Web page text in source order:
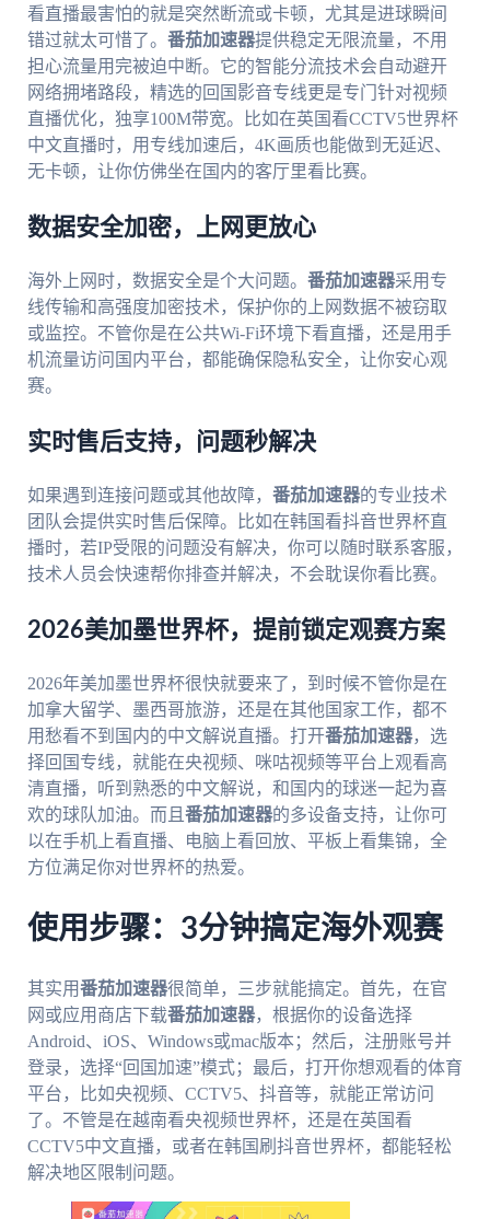
看直播最害怕的就是突然断流或卡顿，尤其是进球瞬间
错过就太可惜了。 番茄加速器提供稳定无限流量，不用
担心流量用完被迫中断。它的智能分流技术会自动避开
网络拥堵路段，精选的回国影音专线更是专门针对视频
直播优化，独享100M带宽。比如在英国看CCTV5世界杯
中文直播时，用专线加速后，4K画质也能做到无延迟、
无卡顿，让你仿佛坐在国内的客厅里看比赛。
数据安全加密，上网更放心
海外上网时，数据安全是个大问题。 番茄加速器采用专
线传输和高强度加密技术，保护你的上网数据不被窃取
或监控。不管你是在公共Wi-Fi环境下看直播，还是用手
机流量访问国内平台，都能确保隐私安全，让你安心观
赛。
实时售后支持，问题秒解决
如果遇到连接问题或其他故障， 番茄加速器的专业技术
团队会提供实时售后保障。比如在韩国看抖音世界杯直
播时，若IP受限的问题没有解决，你可以随时联系客服，
技术人员会快速帮你排查并解决，不会耽误你看比赛。
2026美加墨世界杯，提前锁定观赛方案
2026年美加墨世界杯很快就要来了，到时候不管你是在
加拿大留学、墨西哥旅游，还是在其他国家工作，都不
用愁看不到国内的中文解说直播。打开番茄加速器，选
择回国专线，就能在央视频、咪咕视频等平台上观看高
清直播，听到熟悉的中文解说，和国内的球迷一起为喜
欢的球队加油。而且 番茄加速器的多设备支持，让你可
以在手机上看直播、电脑上看回放、平板上看集锦，全
方位满足你对世界杯的热爱。
使用步骤：3分钟搞定海外观赛
其实用番茄加速器很简单，三步就能搞定。首先，在官
网或应用商店下载番茄加速器，根据你的设备选择
Android、iOS、Windows或mac版本；然后，注册账号并
登录，选择“回国加速”模式；最后，打开你想观看的体育
平台，比如央视频、CCTV5、抖音等，就能正常访问
了。不管是在越南看央视频世界杯，还是在英国看
CCTV5中文直播，或者在韩国刷抖音世界杯，都能轻松
解决地区限制问题。